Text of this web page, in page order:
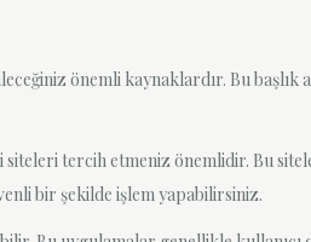
önemli kaynaklardır. Bu başlık
tercih etmeniz önemlidir. Bu
bir şekilde işlem yapabilirsiniz.